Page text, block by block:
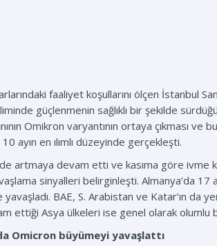
faaliyet koşullarını ölçen İstanbul
güçlenmenin sağlıklı bir şekilde
Omikron varyantının ortaya çıkması
ayın en ılımlı düzeyinde gerçekleşti.
artmaya devam etti ve kasıma göre ivme
sinyalleri belirginleşti. Almanya’da
BAE, S. Arabistan ve Katar’ın da
ettiği Asya ülkeleri ise genel olarak
Omicron büyümeyi yavaşlattı